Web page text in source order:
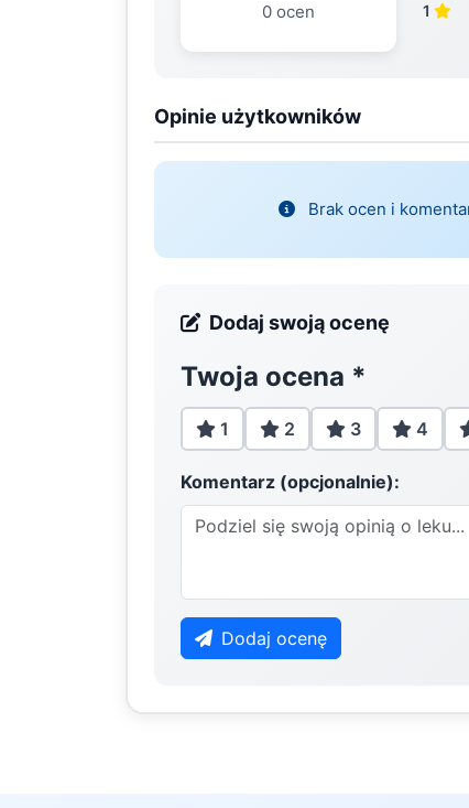
0 ocen
1
Opinie użytkowników
Brak ocen i
Dodaj swoją ocenę
Twoja ocena *
1 2 3 4
Komentarz (opcjonalnie):
Dodaj ocenę